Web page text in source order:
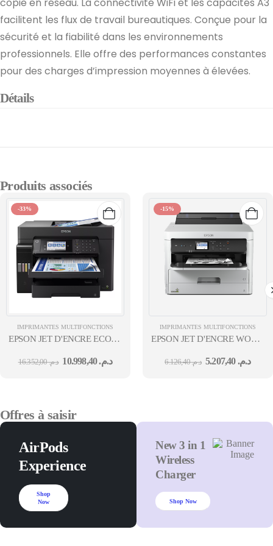
facilitent les flux de travail bureautiques. Conçue pour la
sécurité et la fiabilité dans les environnements
professionnels. Elle offre des performances constantes
pour des charges d’impression moyennes à élevées.
Détails
Produits associés
-33%
IMPRIMANTES MULTIFONCTIONS
EPSON JET D'ENCRE ECOTANK
د.م.16.352,00 د.م.10.998,40
-15%
IMPRIMANTES MULTIFONCTIONS
EPSON JET D'ENCRE
A4 R/V B&WPPM 34 12M
د.م.6.126,40 د.م.5.207,40
Offres à saisir
AirPods
Experience
Shop
Now
New 3 in 1
Wireless
Charger
Shop Now